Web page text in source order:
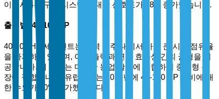
이에서 4륜 구동 시스템에 대한 선호도가 28% 증가했습니다.
출력별: 40-100 HP
40-100 HP 세그먼트는 출력 범주 내에서 가장 큰 시장 점유율
을 차지하고 있으며, 이는 출력과 연료 효율성 간의 균형을 제
공합니다. 이 범위는 다양한 농업 활동에 적합하여 중소형 농
장에 적합합니다. 유럽에서는 2023년에 40-100 HP 장비에 대
한 수요가 30% 증가했습니다.